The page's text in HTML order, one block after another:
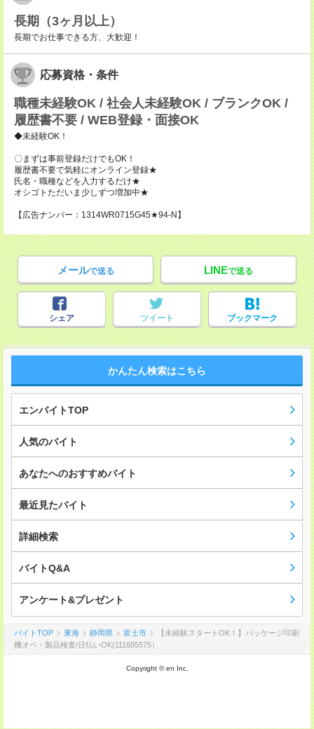
長期（3ヶ月以上）
長期でお仕事できる方、大歓迎！
応募資格・条件
職種未経験OK / 社会人未経験OK / ブランクOK /
履歴書不要 / WEB登録・面接OK
◆未経験OK！
〇まずは事前登録だけでもOK！
履歴書不要で気軽にオンライン登録★
氏名・職種などを入力するだけ★
オシゴトただいま少しずつ増加中★
【広告ナンバー：1314WR0715G45★94-N】
メールで送る LINEで送る
シェア ツイート ブックマーク
かんたん検索はこちら
エンバイトTOP
人気のバイト
あなたへのおすすめバイト
最近見たバイト
詳細検索
バイトQ&A
アンケート&プレゼント
バイトTOP 東海 静岡県 富士市
【未経験スタートOK！】パッケージ印刷
機オペ・製品検査/日払いOK(111685575）
Copyright © en Inc.